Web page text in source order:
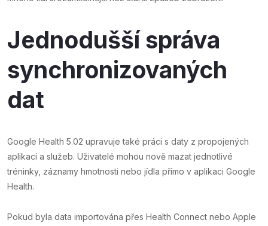
Jednodušší správa
synchronizovaných
dat
Google Health 5.02 upravuje také práci s daty z propojených
aplikací a služeb. Uživatelé mohou nově mazat jednotlivé
tréninky, záznamy hmotnosti nebo jídla přímo v aplikaci Google
Health.
Pokud byla data importována přes Health Connect nebo Apple